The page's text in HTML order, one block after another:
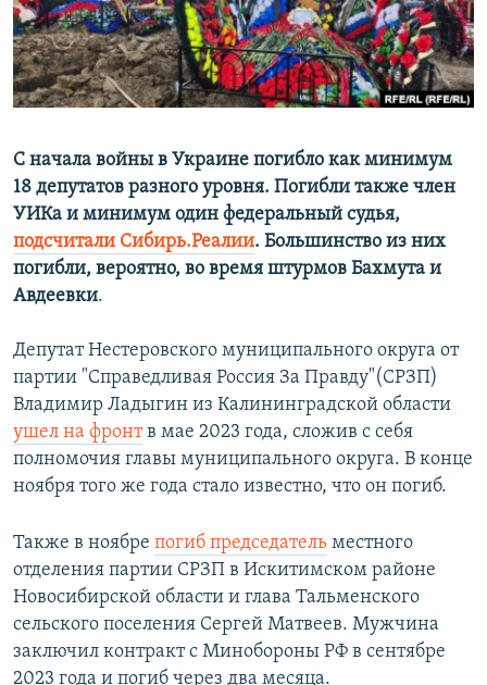
ПОБЕДИТЕЛЕЙ НЕ СУДЯТ?
КРЫМ.НЕПОКОРЕННЫЙ
ELIFBE
ПРИСОЕДИНЯЙТЕСЬ!
Все сайты RFE/RL
С начала войны в Украине погибло как минимум
18 депутатов разного уровня. Погибли также член
УИКа и минимум один федеральный судья,
подсчитали Сибирь.Реалии. Большинство из них
погибли, вероятно, во время штурмов Бахмута и
Авдеевки.
Депутат Нестеровского муниципального округа от
партии "Справедливая Россия За Правду"(СРЗП)
Владимир Ладыгин из Калининградской области
ушел на фронтв мае 2023 года, сложив с себя
полномочия главы муниципального округа. В конце
ноября того же года стало известно, что он погиб.
Также в ноябре погиб председатель местного
отделения партии СРЗП в Искитимском районе
Новосибирской области и глава Тальменского
сельского поселения Сергей Матвеев. Мужчина
заключил контракт с Минобороны РФ в сентябре
2023 года и погиб через два месяца.